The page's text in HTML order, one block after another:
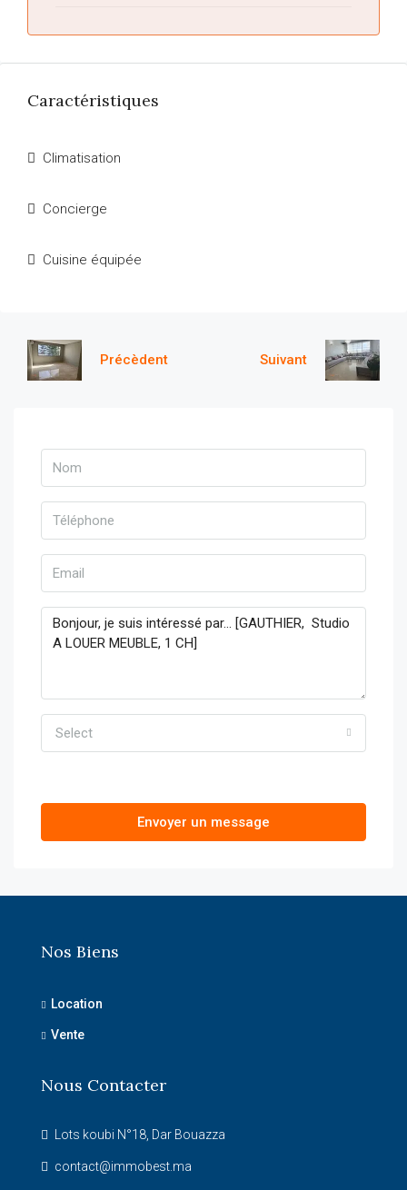
Caractéristiques
Climatisation
Concierge
Cuisine équipée
Précèdent Suivant
Select
Envoyer un message
Nos Biens
Location
Vente
Nous Contacter
Lots koubi N°18, Dar Bouazza
contact@immobest.ma